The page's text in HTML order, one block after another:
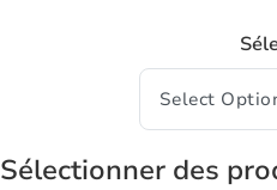
Sélectionner des